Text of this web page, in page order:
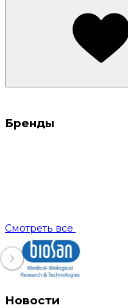
Бренды
Смотреть все
Новости